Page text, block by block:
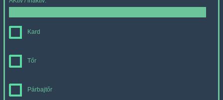
Kard
Tőr
Párbajtőr